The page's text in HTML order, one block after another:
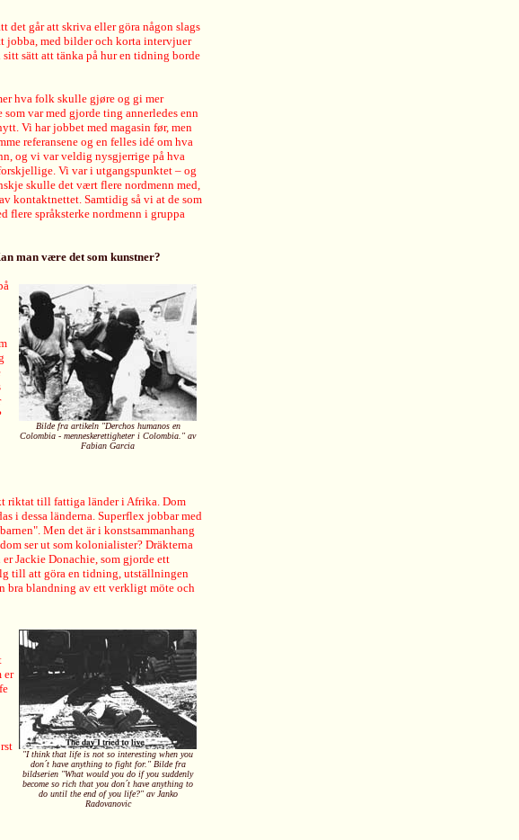
det går att skriva eller göra någon slags
jobba, med bilder och korta intervjuer
sätt att tänka på hur en tidning borde
hva folk skulle gjøre og gi mer
var med gjorde ting annerledes enn
Vi har jobbet med magasin før, men
referansene og en felles idé om hva
og vi var veldig nysgjerrige på hva
Vi var i utgangspunktet – og
skulle det vært flere nordmenn med,
kontaktnettet. Samtidig så vi at de som
flere språksterke nordmenn i gruppa
man være det som kunstner?
Bilde fra artikeln "Derchos humanos en
Colombia - menneskerettigheter i Colombia." av
Fabian Garcia
riktat till fattiga länder i Afrika. Dom
i dessa länderna. Superflex jobbar med
Men det är i konstsammanhang
ser ut som kolonialister? Dräkterna
Jackie Donachie, som gjorde ett
till att göra en tidning, utställningen
bra blandning av ett verkligt möte och
"I think that life is not so interesting when you
don´t have anything to fight for." Bilde fra
bildserien "What would you do if you suddenly
become so rich that you don´t have anything to
do until the end of you life?" av Janko
Radovanovic
er